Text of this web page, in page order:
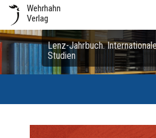
Wehrhahn
Verlag
Lenz-Jahrbuch.
Studien